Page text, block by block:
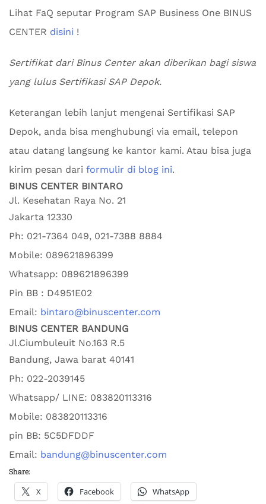
Lihat FaQ seputar Program SAP Business One BINUS
CENTER disini !
Sertifikat dari Binus Center akan diberikan bagi siswa
yang lulus Sertifikasi SAP Depok.
Keterangan lebih lanjut mengenai Sertifikasi SAP
Depok, anda bisa menghubungi via email, telepon
atau datang langsung ke kantor kami. Atau bisa juga
kirim pesan dari formulir di blog ini.
BINUS CENTER BINTARO
Jl. Kesehatan Raya No. 21
Jakarta 12330
Ph: 021-7364 049, 021-7388 8884
Mobile: 089621896399
Whatsapp: 089621896399
Pin BB : D4951E02
Email: bintaro@binuscenter.com
BINUS CENTER BANDUNG
Jl.Ciumbuleuit No.163 R.5
Bandung, Jawa barat 40141
Ph: 022-2039145
Whatsapp/ LINE: 083820113316
Mobile: 083820113316
pin BB: 5C5DFDDF
Email: bandung@binuscenter.com
Share:
X Facebook WhatsApp